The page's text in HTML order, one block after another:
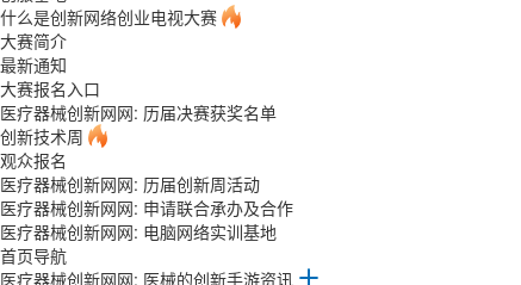
什么是创新网络创业电视大赛
大赛简介
最新通知
大赛报名入口
医疗器械创新网网: 历届决赛获奖名单
创新技术周
观众报名
医疗器械创新网网: 历届创新周活动
医疗器械创新网网: 申请联合承办及合作
医疗器械创新网网: 电脑网络实训基地
首页导航
医疗器械创新网网: 医械的创新手游资讯